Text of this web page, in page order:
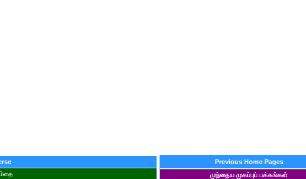
Previous Home Pages
முந்தைய முகப்புப் பக்கங்கள்